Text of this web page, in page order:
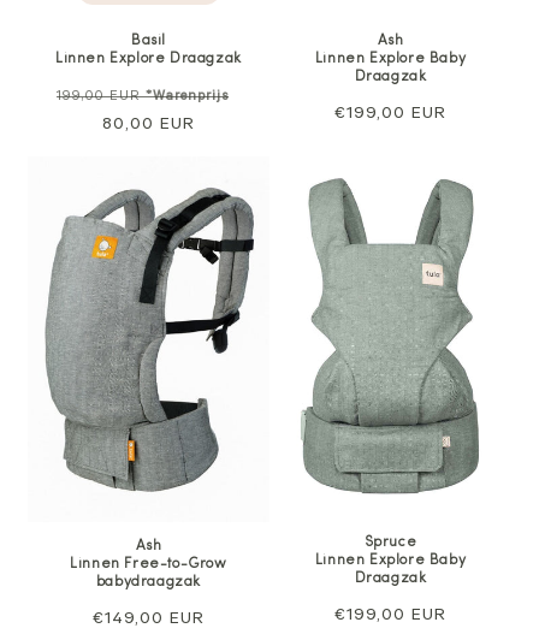
Basil
Linnen Explore Draagzak
Normale
199,00 EUR*Warenprijs
80,00 EUR
Ash
Linnen Explore Baby
Draagzak
Normale
€199,00 EUR
Ash
Linnen Free-to-Grow
babydraagzak
Normale
€149,00 EUR
Spruce
Linnen Explore Baby
Draagzak
Normale
€199,00 EUR